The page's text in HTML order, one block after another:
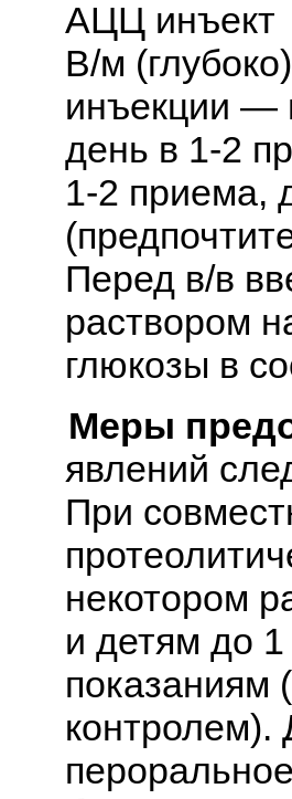
АЦЦ инъект
В/м
инъекции —
день в 1-2
1-2 приема,
Перед в/в
раствором
глюкозы в
Меры
явлений
При
некотором
и детям до
показаниям
контролем).